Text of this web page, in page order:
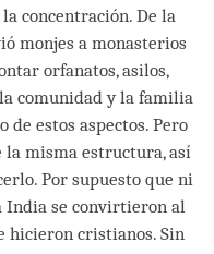
concentración. De la
monjes a monasterios
orfanatos, asilos,
comunidad y la familia
estos aspectos. Pero
misma estructura, así
Por supuesto que ni
India se convirtieron al
hicieron cristianos. Sin